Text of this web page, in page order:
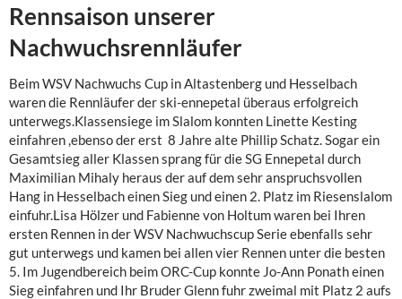
Rennsaison unserer
Nachwuchsrennläufer
Beim WSV Nachwuchs Cup in Altastenberg und Hesselbach
waren die Rennläufer der ski-ennepetal überaus erfolgreich
unterwegs.Klassensiege im Slalom konnten Linette Kesting
einfahren ,ebenso der erst 8 Jahre alte Phillip Schatz. Sogar ein
Gesamtsieg aller Klassen sprang für die SG Ennepetal durch
Maximilian Mihaly heraus der auf dem sehr anspruchsvollen
Hang in Hesselbach einen Sieg und einen 2. Platz im Riesenslalom
einfuhr.Lisa Hölzer und Fabienne von Holtum waren bei Ihren
ersten Rennen in der WSV Nachwuchscup Serie ebenfalls sehr
gut unterwegs und kamen bei allen vier Rennen unter die besten
5. Im Jugendbereich beim ORC-Cup konnte Jo-Ann Ponath einen
Sieg einfahren und Ihr Bruder Glenn fuhr zweimal mit Platz 2 aufs